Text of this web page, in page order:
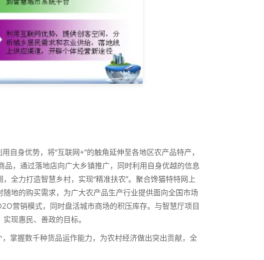
身优势，将“互联网+”的触角延伸至各地区农产品特产，
，通过落地店向广大乡镇推广，同时利用自身优越的信息
全力打造智慧乡村，实现“精准扶农”。聚合馋猫特特网上
地的购买需求，为广大农产品生产行业提供面向全国市场
营销模式，同时盘活城市商场的积压库存。与智慧厅项目
现惠民、善政的目标。
握数千种货品运作能力，为农村经济做出突出贡献，全